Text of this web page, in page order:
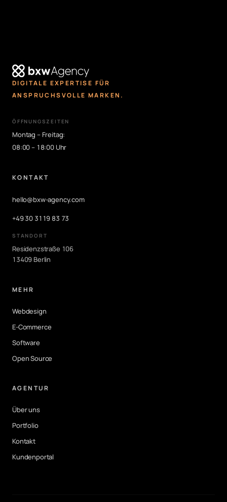
DIGITALE EXPERTISE FÜR
ANSPRUCHSVOLLE MARKEN.
ÖFFNUNGSZEITEN
Montag – Freitag:
08:00 – 18:00 Uhr
KONTAKT
hello@bxw-agency.com
+49 30 3119 83 73
STANDORT
Residenzstraße 106
13409 Berlin
MEHR
Webdesign
E-Commerce
Software
Open Source
AGENTUR
Über uns
Portfolio
Kontakt
Kundenportal